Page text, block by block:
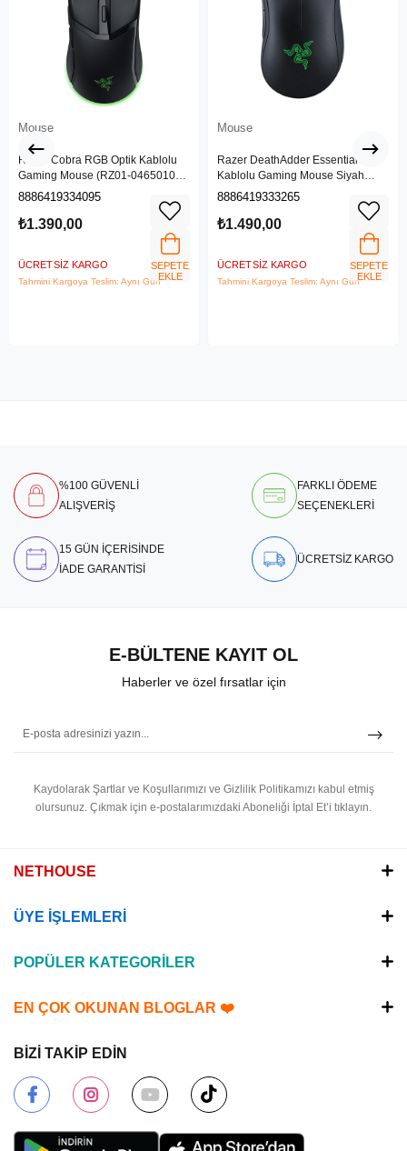
Mouse
Razer Cobra RGB Optik Kablolu
Gaming Mouse (RZ01-04650100-
R3M1)
8886419334095
₺1.390,00
ÜCRETSIZ KARGO
Tahmini Kargoya Teslim: Aynı Gün
SEPETE
EKLE
Mouse
Razer DeathAdder Essential
Kablolu Gaming Mouse Siyah
(RZ01-03850100-R3M1)
8886419333265
₺1.490,00
ÜCRETSIZ KARGO
Tahmini Kargoya Teslim: Aynı Gün
SEPETE
EKLE
%100 GÜVENLİ
ALIŞVERİŞ
FARKLI ÖDEME
SEÇENEKLERİ
15 GÜN İÇERİSİNDE
İADE GARANTİSİ
ÜCRETSİZ KARGO
E-BÜLTENE KAYIT OL
Haberler ve özel fırsatlar için
Kaydolarak Şartlar ve Koşullarımızı ve Gizlilik Politikamızı kabul etmiş
olursunuz. Çıkmak için e-postalarımızdaki Aboneliği İptal Et’i tıklayın.
NETHOUSE
ÜYE İŞLEMLERİ
POPÜLER KATEGORİLER
EN ÇOK OKUNAN BLOGLAR ❤️
BİZİ TAKİP EDİN